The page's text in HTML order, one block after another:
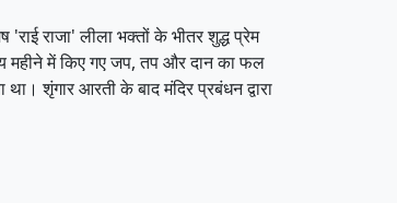
'राई राजा' लीला भक्तों के भीतर शुद्ध प्रेम
महीने में किए गए जप, तप और दान का फल
शृंगार आरती के बाद मंदिर प्रबंधन द्वारा